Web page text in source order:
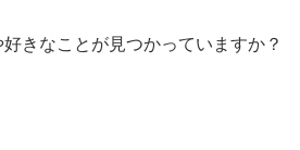
きなことが見つかっていますか？